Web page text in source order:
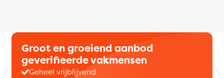
Groot en groeiend aanbod
geverifieerde vakmensen
Geheel vrijblijvend